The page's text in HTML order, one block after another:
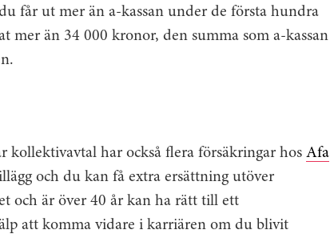
får ut mer än a-kassan under de första hundra
mer än 34 000 kronor, den summa som a-kassan
kollektivavtal har också flera försäkringar hos Afa
och du kan få extra ersättning utöver
och är över 40 år kan ha rätt till ett
att komma vidare i karriären om du blivit